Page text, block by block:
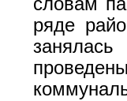
ряде